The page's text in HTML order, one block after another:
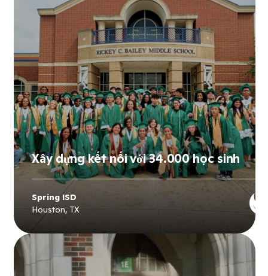
Xây dựng kết nối với 34.000 học sinh
Spring ISD
Houston, TX
Explore